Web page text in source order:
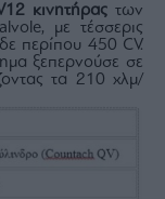
κινητήρας των
με τέσσερις
περίπου 450 CV.
ξεπερνούσε σε
τα 210 χλμ/